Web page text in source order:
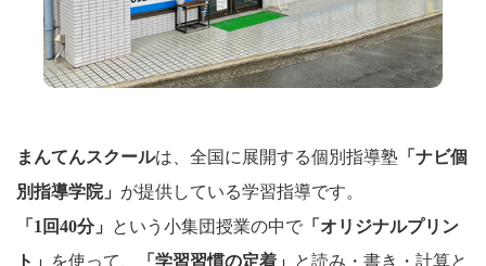
まんてんスクールは、全国に展開する個別指導塾 「ナビ個
別指導学院」 が提供している学習指導です。
「1回40分」
という小集団授業の中で 「オリジナルプリン
ト」
を使って、 「学習習慣の定着」
と読み・書き・計算と